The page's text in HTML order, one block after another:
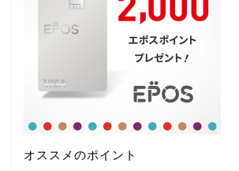
オススメのポイント